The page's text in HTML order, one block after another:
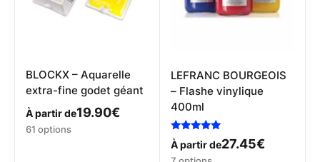
BLOCKX – Aquarelle
extra-fine godet géant
À partir de19.90€
Ce
61 options
LEFRANC BOURGEOIS
– Flashe vinylique
400ml
Note
5.00
sur 5
À partir de27.45€